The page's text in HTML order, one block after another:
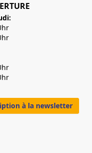
à la newsletter